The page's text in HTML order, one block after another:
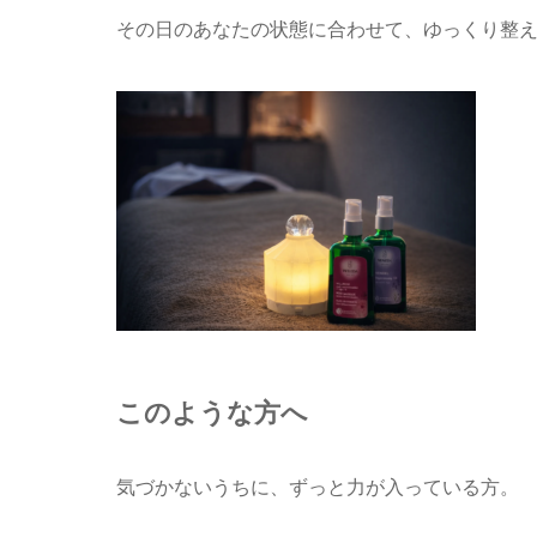
その日のあなたの状態に合わせて、ゆっくり整え
このような方へ
気づかないうちに、ずっと力が入っている方。